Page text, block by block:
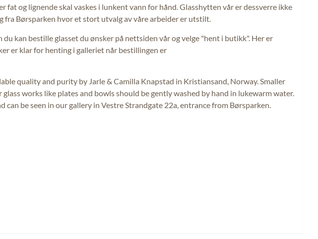
fat og lignende skal vaskes i lunkent vann for hånd. Glasshytten vår er dessverre ikke
fra Børsparken hvor et stort utvalg av våre arbeider er utstilt.
kan bestille glasset du ønsker på nettsiden vår og velge "hent i butikk". Her er
er klar for henting i galleriet når bestillingen er
quality and purity by Jarle & Camilla Knapstad in Kristiansand, Norway. Smaller
works like plates and bowls should be gently washed by hand in lukewarm water.
be seen in our gallery in Vestre Strandgate 22a, entrance from Børsparken.